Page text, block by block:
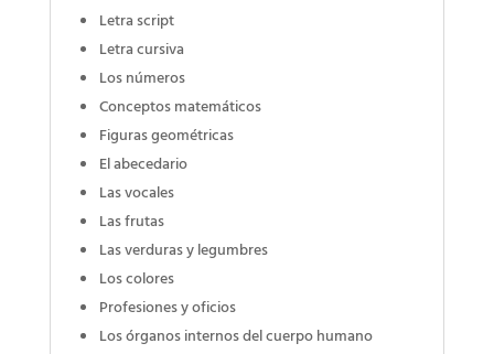
Letra script
Letra cursiva
Los números
Conceptos matemáticos
Figuras geométricas
El abecedario
Las vocales
Las frutas
Las verduras y legumbres
Los colores
Profesiones y oficios
Los órganos internos del cuerpo humano